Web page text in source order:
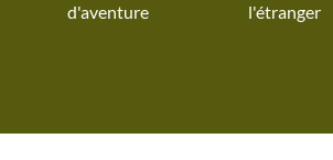
d'aventure
l'étranger